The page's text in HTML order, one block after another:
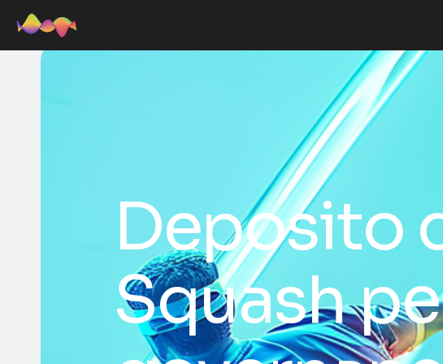
Deposito
Squash